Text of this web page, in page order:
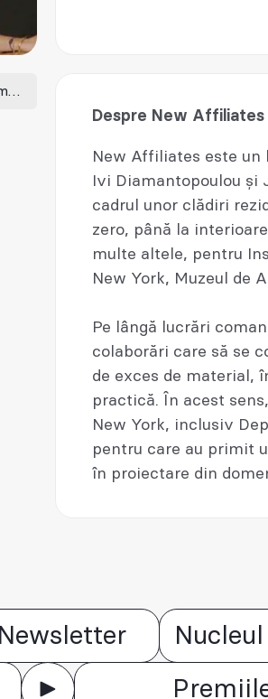
Expoziția principală 2024: cover me softly
Despre New Affiliates
New Affiliates este un
Ivi Diamantopoulou și
cadrul unor clădiri
zero, până la
multe altele, pentru
New York, Muzeul de
Pe lângă lucrări
colaborări care să se
de exces de material,
practică. În acest
New York, inclusiv
pentru care au primit
în proiectare din
Newsletter